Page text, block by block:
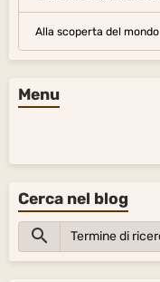
Alla scoperta del mondo
Menu
Cerca nel blog